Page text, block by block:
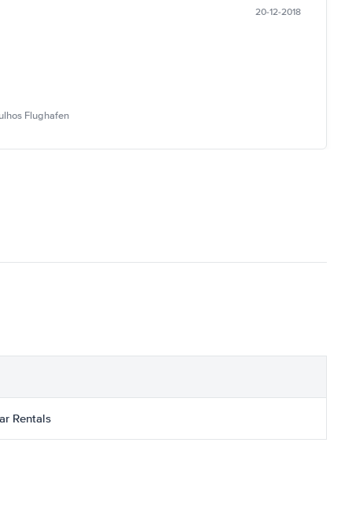
20-12-2018
Flughafen
Rentals